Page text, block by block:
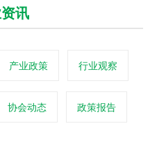
讯
产业政策 行业观察
协会动态 政策报告